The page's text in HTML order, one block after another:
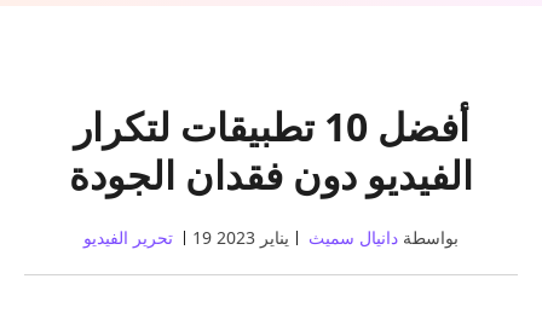
أفضل 10 تطبيقات لتكرار
الفيديو دون فقدان الجودة
بواسطة دانيال سميث 19 يناير 2023 تحرير الفيديو